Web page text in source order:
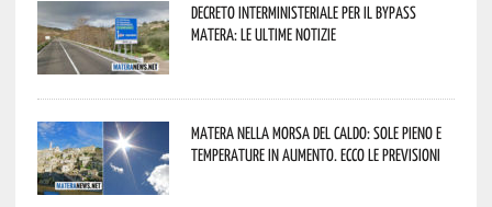
Decreto interministeriale per il Bypass
Matera: le ultime notizie
Matera nella morsa del caldo: sole pieno e
temperature in aumento. Ecco le previsioni